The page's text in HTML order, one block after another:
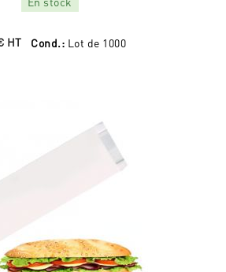
HT Cond.: Lot de 1000